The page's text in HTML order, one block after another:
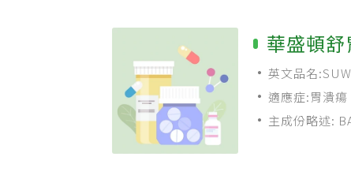
華盛頓舒
英文品名
適應症:胃潰瘍
主成份略述: